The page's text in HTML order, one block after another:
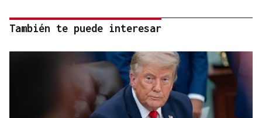
También te puede interesar